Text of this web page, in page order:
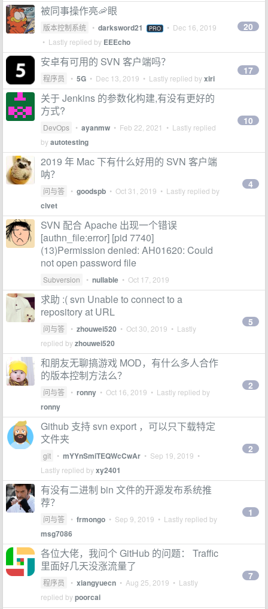
被同事操作亮🦐眼
版本控制系统 • darksword21 PRO • Dec 16, 2019
• Lastly replied by EEEcho
20
安卓有可用的 SVN 客户端吗？
程序员 • 5G • Dec 13, 2019 • Lastly replied byxiri
17
关于 Jenkins 的参数化构建,有没有更好的
方式?
DevOps • ayanmw • Feb 22, 2021 • Lastly replied
byautotesting
10
2019 年 Mac 下有什么好用的 SVN 客户端
呐？
问与答 • goodspb • Oct 31, 2019 • Lastly replied by
civet
4
SVN 配合 Apache 出现一个错误
[authn_file:error] [pid 7740]
(13)Permission denied: AH01620: Could
not open password file
Subversion • nullable • Oct 17, 2019
求助 :( svn Unable to connect to a
repository at URL
问与答 • zhouwei520 • Oct 30, 2019 • Lastly
replied byzhouwei520
5
和朋友无聊搞游戏 MOD，有什么多人合作
的版本控制方法么？
问与答 • ronny • Oct 16, 2019 • Lastly replied by
ronny
2
Github 支持 svn export ，可以只下载特定
文件夹
git • mYYnSmiTEQWcCwAr • Sep 19, 2019 •
Lastly replied byxy2401
2
有没有二进制 bin 文件的开源发布系统推
荐？
问与答 • frmongo • Sep 9, 2019 • Lastly replied by
msg7086
1
各位大佬，我问个 GitHub 的问题： Traffic
里面好几天没涨流量了
程序员 • xiangyuecn • Aug 25, 2019 • Lastly
replied bypoorcai
7